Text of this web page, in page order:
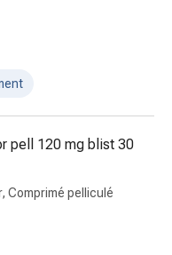
pell 120 mg blist 30
Comprimé pelliculé